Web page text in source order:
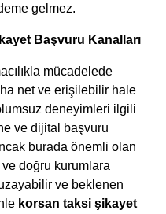
gelmez.
Başvuru Kanalları
mücadelede
net ve erişilebilir hale
deneyimleri ilgili
ve dijital başvuru
burada önemli olan
doğru kurumlara
ve beklenen
korsan taksi şikayet